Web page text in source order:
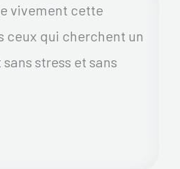
vivement cette
ceux qui cherchent un
stress et sans